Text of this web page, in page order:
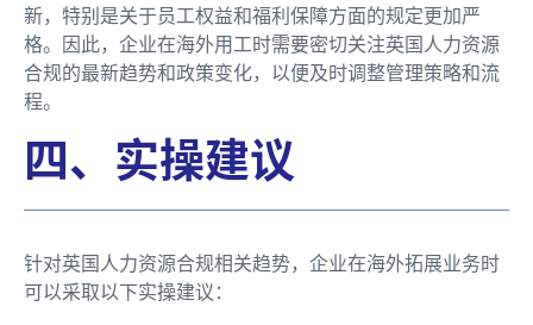
新，特别是关于员工权益和福利保障方面的规定更加严
格。因此，企业在海外用工时需要密切关注英国人力资源
合规的最新趋势和政策变化，以便及时调整管理策略和流
程。
四、实操建议
针对英国人力资源合规相关趋势，企业在海外拓展业务时
可以采取以下实操建议：